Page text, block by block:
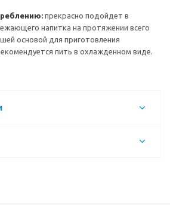
прекрасно подойдет в
напитка на протяжении всего
основой для приготовления
пить в охлажденном виде.